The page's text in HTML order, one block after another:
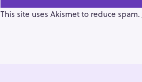
v
This site uses Akismet to reduce spam.